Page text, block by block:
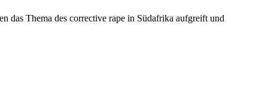
das Thema des corrective rape in Südafrika aufgreift und